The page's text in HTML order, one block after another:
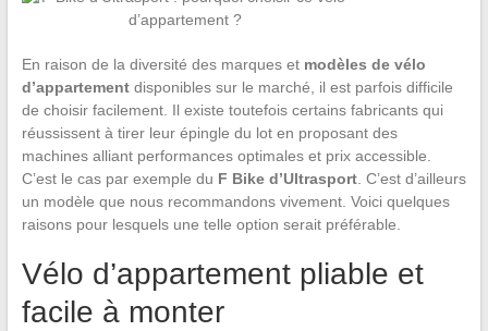
En raison de la diversité des marques et modèles de vélo
d’appartementdisponibles sur le marché, il est parfois difficile
de choisir facilement. Il existe toutefois certains fabricants qui
réussissent à tirer leur épingle du lot en proposant des
machines alliant performances optimales et prix accessible.
C’est le cas par exemple du F Bike d’Ultrasport. C’est d’ailleurs
un modèle que nous recommandons vivement. Voici quelques
raisons pour lesquels une telle option serait préférable.
Vélo d’appartement pliable et
facile à monter